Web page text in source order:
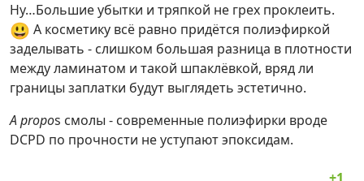
Ну…Большие убытки и тряпкой не грех проклеить.
😃 А косметику всё равно придётся полиэфиркой
заделывать - слишком большая разница в плотности
между ламинатом и такой шпаклёвкой, вряд ли
границы заплатки будут выглядеть эстетично.
A propos смолы - современные полиэфирки вроде
DCPD по прочности не уступают эпоксидам.